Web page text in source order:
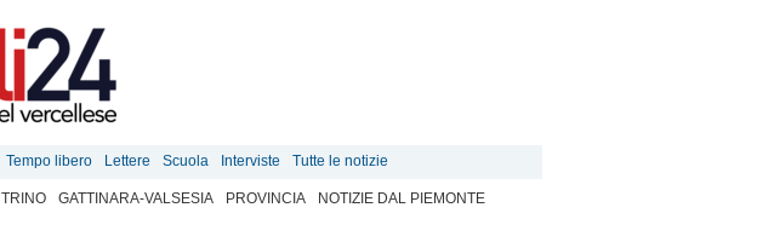
Tempo libero Lettere Scuola Interviste Tutte le notizie
TRINO GATTINARA-VALSESIA PROVINCIA
NOTIZIE DAL PIEMONTE